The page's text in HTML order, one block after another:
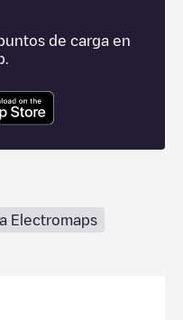
de carga en
Electromaps